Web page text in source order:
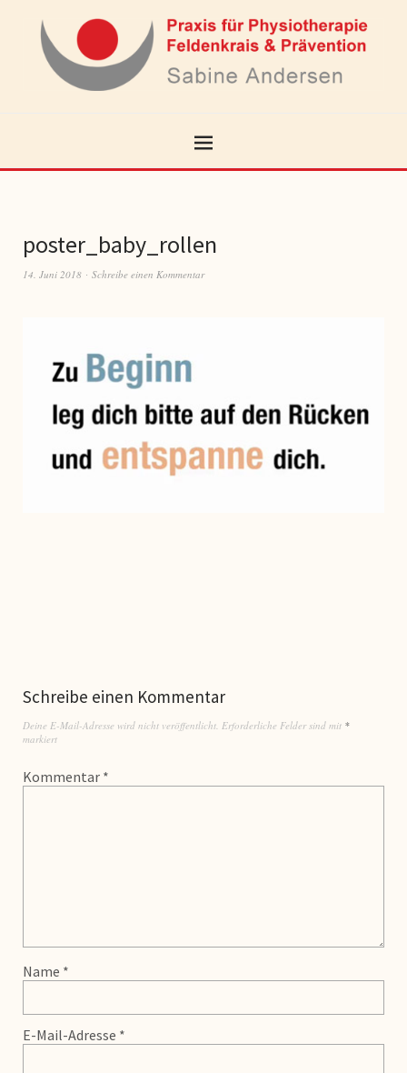
poster_baby_rollen
14. Juni 2018 Schreibe einen Kommentar
Schreibe einen Kommentar
Deine E-Mail-Adresse wird nicht veröffentlicht. Erforderliche Felder sind mit *
markiert
Kommentar *
Name *
E-Mail-Adresse *